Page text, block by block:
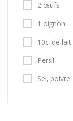
2 œufs
1 oignon
10cl de lait
Persil
Sel, poivre